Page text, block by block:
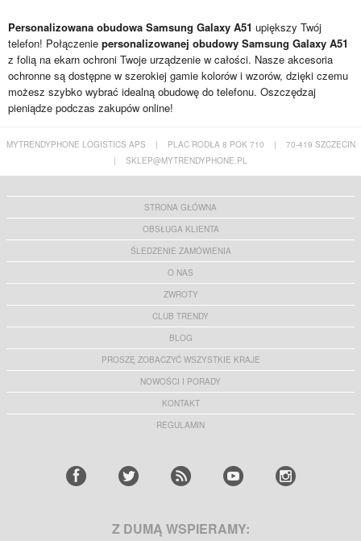
Personalizowana obudowa Samsung Galaxy A51 upiększy Twój
telefon! Połączenie personalizowanej obudowy Samsung Galaxy A51
z folią na ekarn ochroni Twoje urządzenie w całości. Nasze akcesoria
ochronne są dostępne w szerokiej gamie kolorów i wzorów, dzięki czemu
możesz szybko wybrać idealną obudowę do telefonu. Oszczędzaj
pieniądze podczas zakupów online!
MYTRENDYPHONE LOGISTICS APS | PLAC RODŁA 8 POK 710 |
70-419 SZCZECIN
|
SKLEP@MYTRENDYPHONE.PL
STRONA GŁÓWNA
OBSŁUGA KLIENTA
ŚLEDZENIE ZAMÓWIENIA
O NAS
ZWROTY
CLUB TRENDY
BLOG
PROSZĘ ZOBACZYĆ WSZYSTKIE KRAJE
NOWOŚCI I PORADY
KONTAKT
REGULAMIN
Z DUMĄ WSPIERAMY: